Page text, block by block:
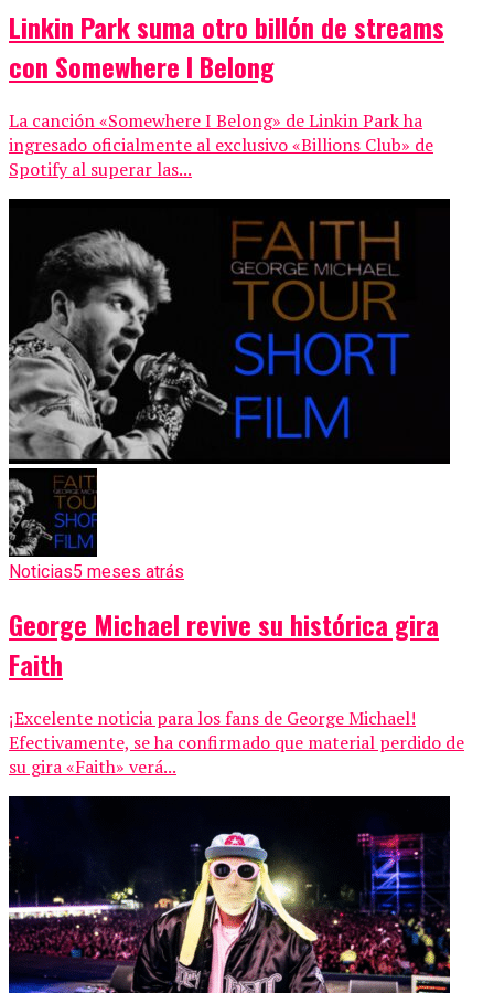
Linkin Park suma otro billón de streams
con Somewhere I Belong
La canción «Somewhere I Belong» de Linkin Park ha
ingresado oficialmente al exclusivo «Billions Club» de
Spotify al superar las...
Noticias5 meses atrás
George Michael revive su histórica gira
Faith
¡Excelente noticia para los fans de George Michael!
Efectivamente, se ha confirmado que material perdido de
su gira «Faith» verá...